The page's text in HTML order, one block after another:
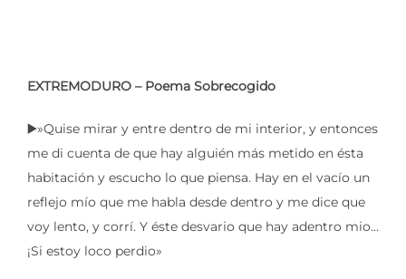
EXTREMODURO – Poema Sobrecogido
▶️»Quise mirar y entre dentro de mi interior, y entonces
me di cuenta de que hay alguién más metido en ésta
habitación y escucho lo que piensa. Hay en el vacío un
reflejo mío que me habla desde dentro y me dice que
voy lento, y corrí. Y éste desvario que hay adentro mio…
¡Si estoy loco perdio»